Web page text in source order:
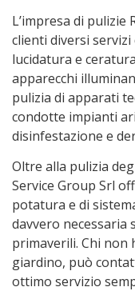
L’impresa di pulizie
clienti diversi
lucidatura e
apparecchi
pulizia di apparati
condotte impianti
disinfestazione e
Oltre alla pulizia
Service Group Srl
potatura e di
davvero
primaverili. Chi non
giardino, può
ottimo servizio